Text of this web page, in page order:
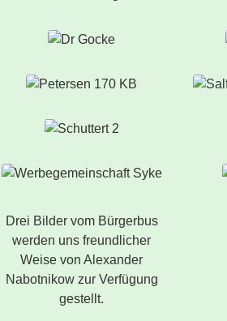
Drei Bilder vom Bürgerbus
werden uns freundlicher
Weise von Alexander
Nabotnikow zur Verfügung
gestellt.